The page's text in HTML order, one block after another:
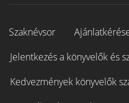
Szaknévsor
Jelentkezés a könyvelők és
Kedvezmények könyvelők